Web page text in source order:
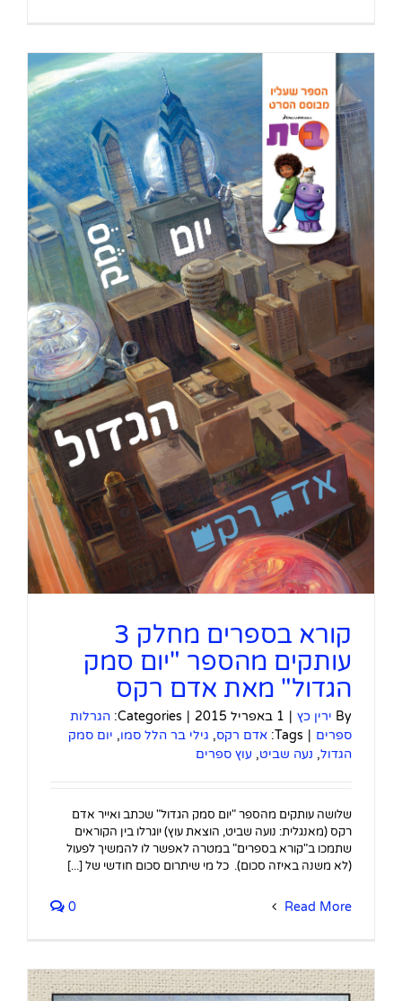
קורא בספרים מחלק 3
עותקים מהספר "יום סמק
הגדול" מאת אדם רקס
By ירין כץ | 1 באפריל 2015 |
Categories: הגרלות
ספרים |
Tags: אדם רקס, גילי בר הלל סמו, יום סמק
הגדול, נעה שביט, עוץ ספרים
שלושה עותקים מהספר "יום סמק הגדול" שכתב ואייר אדם
רקס (מאנגלית: נועה שביט, הוצאת עוץ) יוגרלו בין הקוראים
שתמכו ב"קורא בספרים" במטרה לאפשר לו להמשיך לפעול
(לא משנה באיזה סכום). כל מי שיתרום סכום חודשי של [...]
Read More
0